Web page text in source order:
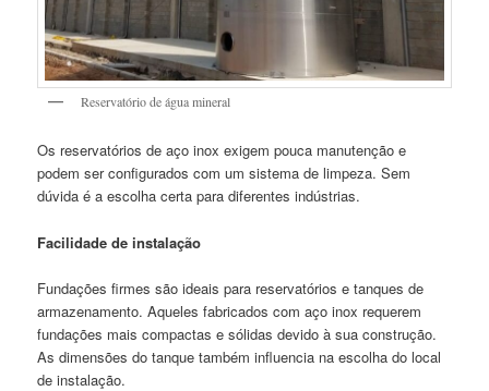
Reservatório de água mineral
Os reservatórios de aço inox exigem pouca manutenção e
podem ser configurados com um sistema de limpeza. Sem
dúvida é a escolha certa para diferentes indústrias.
Facilidade de instalação
Fundações firmes são ideais para reservatórios e tanques de
armazenamento. Aqueles fabricados com aço inox requerem
fundações mais compactas e sólidas devido à sua construção.
As dimensões do tanque também influencia na escolha do local
de instalação.